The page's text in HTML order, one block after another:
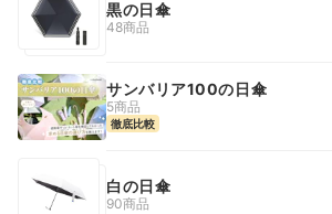
黒の日傘
48商品
サンバリア100の日傘
5商品
徹底比較
白の日傘
90商品